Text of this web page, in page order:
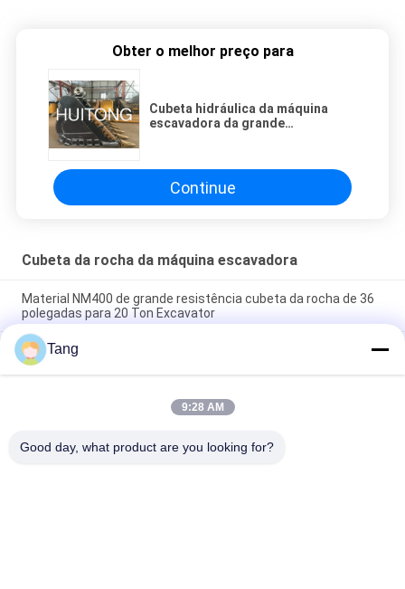
Obter o melhor preço para
Cubeta hidráulica da máquina
escavadora da grande
Continue
Cubeta da rocha da máquina escavadora
Material NM400 de grande resistência cubeta da rocha de 36
polegadas para 20 Ton Excavator
Cubeta de grande resistência da rocha da máquina
escavadora, padrão do nacional da cubeta de escavação da
máquina escavadora
Máquina escavadora Rock Bucket With da esteira rolante de
Tang
9:28 AM
Good day, what product are you looking for?